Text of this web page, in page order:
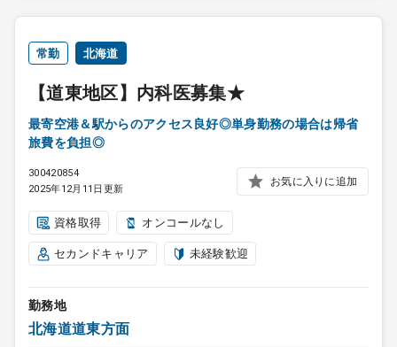
常勤 北海道
【道東地区】内科医募集★
最寄空港＆駅からのアクセス良好◎単身勤務の場合は帰省
旅費を負担◎
300420854
2025年12月11日更新
お気に入りに追加
資格取得 オンコールなし
セカンドキャリア 未経験歓迎
勤務地
北海道道東方面